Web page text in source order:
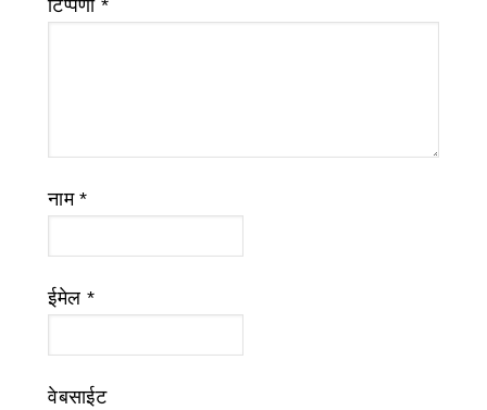
टिप्पणी *
नाम*
ईमेल *
वेबसाईट